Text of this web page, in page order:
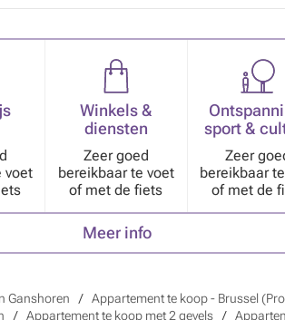
voet
Winkels &
diensten
Zeer goed
bereikbaar te voet
of met de fiets
sport &
Zeer
bereikbaar
of met de
Meer info
Ganshoren Appartement te koop - Brussel
Appartement te koop met 2 gevels